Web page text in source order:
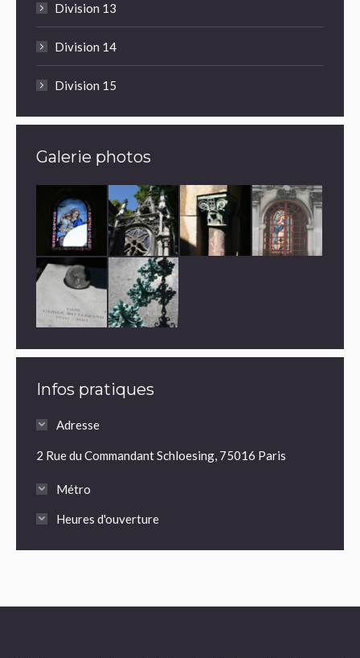
Division 13
Division 14
Division 15
Galerie photos
Infos pratiques
Adresse
2 Rue du Commandant Schloesing, 75016 Paris
Métro
Heures d'ouverture